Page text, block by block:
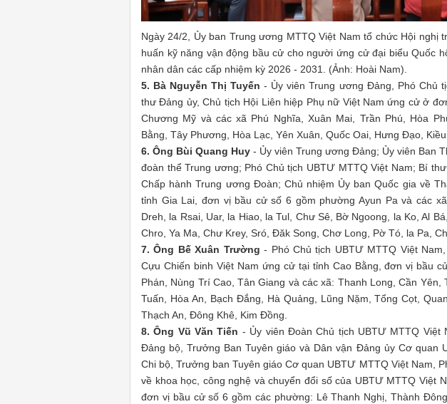
Ngày 24/2, Ủy ban Trung ương MTTQ Việt Nam tổ chức Hội nghị
huấn kỹ năng vận động bầu cử cho người ứng cử đại biểu Quốc
nhân dân các cấp nhiệm kỳ 2026 - 2031. (Ảnh: Hoài Nam).
5. Bà Nguyễn Thị Tuyến - Ủy viên Trung ương Đảng, Phó Chủ
thư Đảng ủy, Chủ tịch Hội Liên hiệp Phụ nữ Việt Nam ứng cử ở
Chương Mỹ và các xã Phú Nghĩa, Xuân Mai, Trần Phú, Hòa
Bằng, Tây Phương, Hòa Lạc, Yên Xuân, Quốc Oai, Hưng Đạo,
6. Ông Bùi Quang Huy - Ủy viên Trung ương Đảng; Ủy viên Ban
đoàn thể Trung ương; Phó Chủ tịch UBTƯ MTTQ Việt Nam; Bí
Chấp hành Trung ương Đoàn; Chủ nhiệm Ủy ban Quốc gia về
tỉnh Gia Lai, đơn vị bầu cử số 6 gồm phường Ayun Pa và các
Dreh, la Rsai, Uar, la Hiao, la Tul, Chư Sê, Bờ Ngoong, la Ko, Al
Chro, Ya Ma, Chư Krey, Sró, Đăk Song, Chơ Long, Pờ Tó, la Pa,
7. Ông Bế Xuân Trường - Phó Chủ tịch UBTƯ MTTQ Việt
Cựu Chiến binh Việt Nam ứng cử tại tỉnh Cao Bằng, đơn vị bầu
Phán, Nùng Trí Cao, Tân Giang và các xã: Thanh Long, Cần Yên,
Tuấn, Hòa An, Bạch Đắng, Hà Quảng, Lũng Nặm, Tổng Cọt,
Thạch An, Đông Khê, Kim Đồng.
8. Ông Vũ Văn Tiến - Ủy viên Đoàn Chủ tịch UBTƯ MTTQ Việt
Đảng bộ, Trưởng Ban Tuyên giáo và Dân vận Đảng ủy Cơ quan
Chi bộ, Trưởng ban Tuyên giáo Cơ quan UBTƯ MTTQ Việt Nam,
về khoa học, công nghệ và chuyển đổi số của UBTƯ MTTQ Việt
đơn vị bầu cử số 6 gồm các phường: Lê Thanh Nghị, Thành